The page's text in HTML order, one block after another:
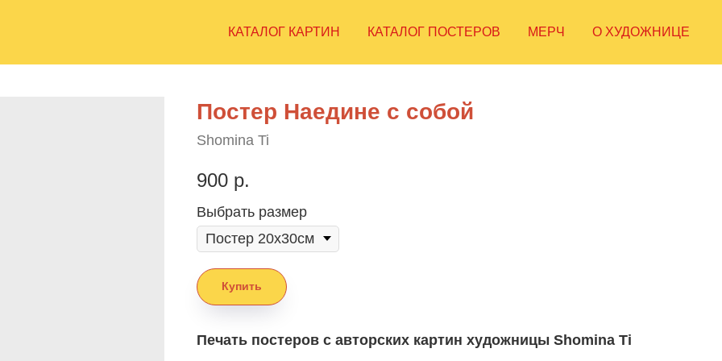
КАТАЛОГ КАРТИН КАТАЛОГ ПОСТЕРОВ МЕРЧ О ХУДОЖНИЦЕ
Постер Наедине с собой
Shomina Ti
900 р.
Выбрать размер
Купить
Печать постеров с авторских картин художницы Shomina Ti